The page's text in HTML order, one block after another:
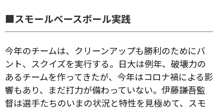
■スモールベースボール実践
今年のチームは、クリーンアップも勝利のためにバ
ント、スクイズを実行する。日大は例年、破壊力の
あるチームを作ってきたが、今年はコロナ禍による影
響もあり、まだ打力が備わっていない。伊藤謙吾監
督は選手たちのいまの状況と特性を見極めて、スモ